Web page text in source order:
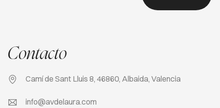
Contacto
Camí de Sant Lluis 8, 46860, Albaida, Valencia
info@avdelaura.com